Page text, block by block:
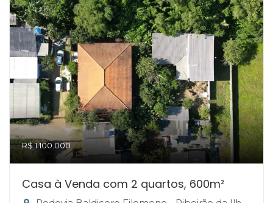
R$ 1.100.000
Casa à Venda com 2 quartos, 600m²